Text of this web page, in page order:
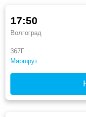
367Г
Маршрут
17:50
Волгоград